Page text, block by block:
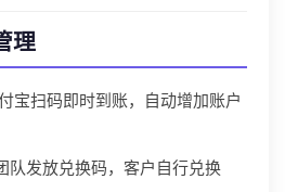
理
宝扫码即时到账，自动增加账户
队发放兑换码，客户自行兑换